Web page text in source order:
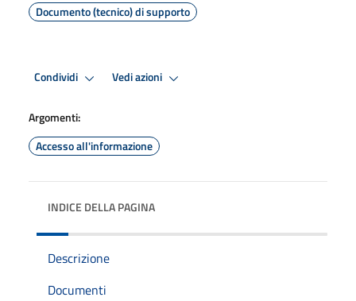
Documento (tecnico) di supporto
Condividi Vedi azioni
Argomenti:
Accesso all'informazione
INDICE DELLA PAGINA
Descrizione
Documenti